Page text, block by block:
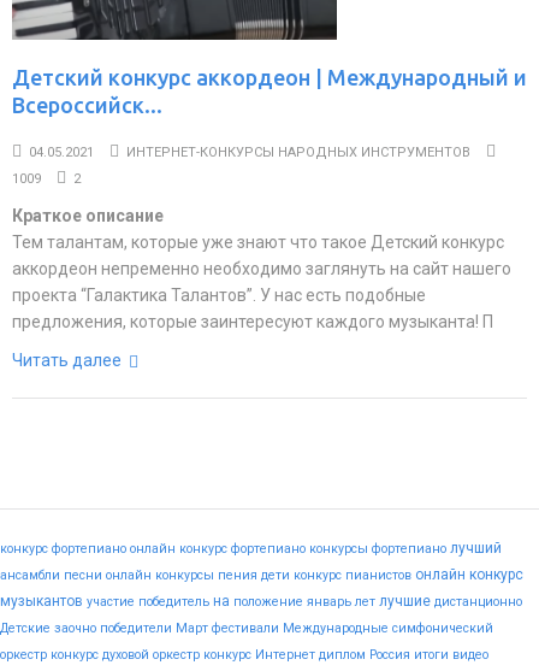
Детский конкурс аккордеон | Международный и
Всероссийск...
04.05.2021
ИНТЕРНЕТ-КОНКУРСЫ НАРОДНЫХ ИНСТРУМЕНТОВ
1009
2
Краткое описание
Тем талантам, которые уже знают что такое Детский конкурс
аккордеон непременно необходимо заглянуть на сайт нашего
проекта “Галактика Талантов”. У нас есть подобные
предложения, которые заинтересуют каждого музыканта! П
Читать далее
конкурс фортепиано онлайн конкурс фортепиано конкурсы фортепиано лучший
ансамбли песни онлайн конкурсы пения дети конкурс пианистов онлайн конкурс
музыкантов участие победитель на положение январь лет лучшие дистанционно
Детские заочно победители Март фестивали Международные симфонический
оркестр конкурс духовой оркестр конкурс Интернет диплом Россия итоги видео